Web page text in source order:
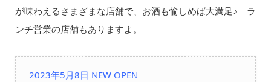
が味わえるさまざまな店舗で、お酒も愉しめば大満足♪ ラ
ンチ営業の店舗もありますよ。
2023年5月8日 NEW OPEN